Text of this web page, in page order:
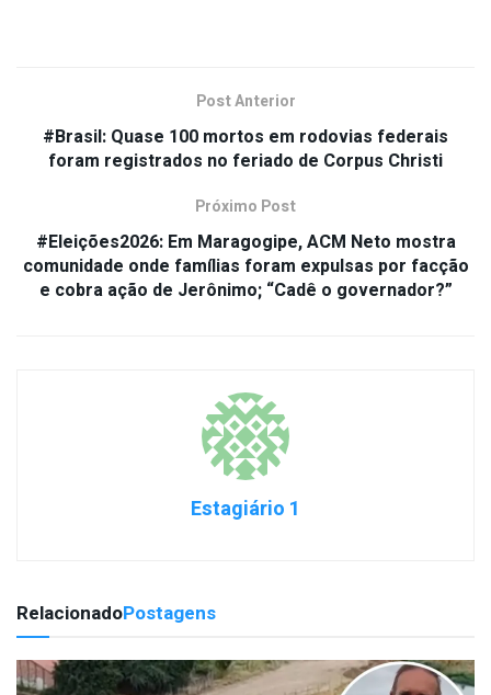
Post Anterior
#Brasil: Quase 100 mortos em rodovias federais
foram registrados no feriado de Corpus Christi
Próximo Post
#Eleições2026: Em Maragogipe, ACM Neto mostra
comunidade onde famílias foram expulsas por facção
e cobra ação de Jerônimo; “Cadê o governador?”
Estagiário 1
RelacionadoPostagens